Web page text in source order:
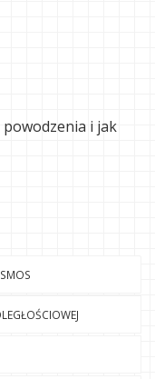
powodzenia i jak